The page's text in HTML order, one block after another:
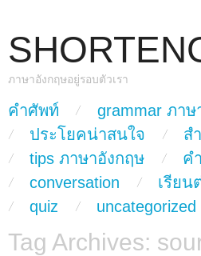
ภาษาอังกฤษอยู่รอบตัวเรา
Main Menu
skip to content
คำศัพท์
grammar ภาษ
ประโยคน่าสนใจ
ส
tips ภาษาอังกฤษ
ค
conversation
เรียน
quiz
uncategorized
Tag Archives: